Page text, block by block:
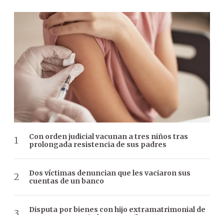
Con orden judicial vacunan a tres niños tras
prolongada resistencia de sus padres
Dos víctimas denuncian que les vaciaron sus
cuentas de un banco
Disputa por bienes con hijo extramatrimonial de